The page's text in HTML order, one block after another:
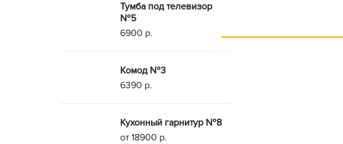
Тумба под телевизор
№5
6900 р.
Комод №3
6390 р.
Кухонный гарнитур №8
от 18900 р.